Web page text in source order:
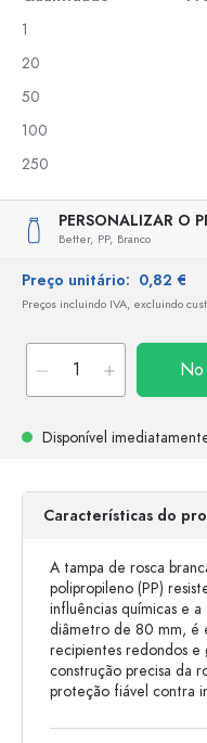
1
20
50
100
250
PERSONALIZAR O
Better, PP, Branco
Preço unitário: 0,82 €
Preços incluindo IVA, excluindo
Disponível
Características do
A tampa de rosca
polipropileno (PP)
influências químicas e
diâmetro de 80 mm, é
recipientes redondos e
construção precisa da
proteção fiável contra